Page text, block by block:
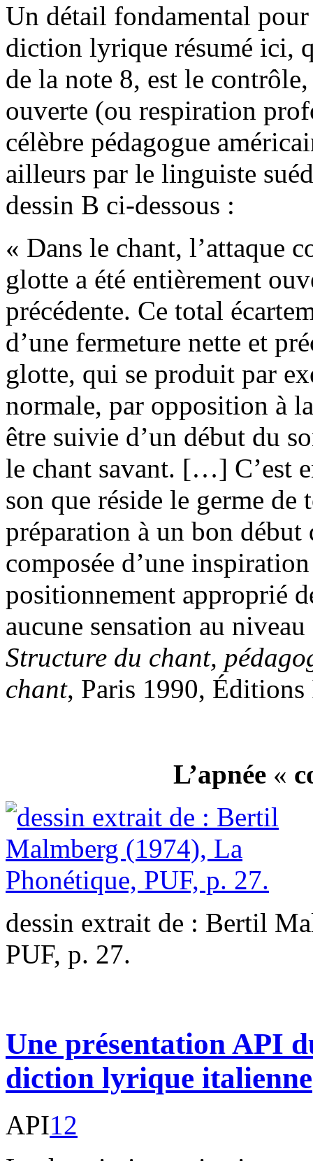
Un détail fondamental
diction lyrique résumé ici,
de la note 8, est le
ouverte (ou respiration
célèbre pédagogue
ailleurs par le linguiste
dessin B ci-dessous :
« Dans le chant, l’attaque
glotte a été entièrement
précédente. Ce total
d’une fermeture nette et
glotte, qui se produit par
normale, par opposition à
être suivie d’un début du
le chant savant. […] C’est
son que réside le germe
préparation à un bon
composée d’une
positionnement approprié
aucune sensation au
Structure du chant,
chant, Paris 1990,
L’apnée «
dessin extrait de : Bertil
PUF, p. 27.
Une présentation API
diction lyrique italienne
API12